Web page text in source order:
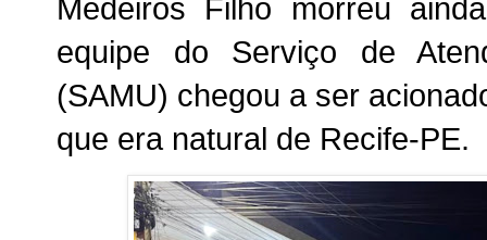
Medeiros Filho morreu
equipe do Serviço de
(SAMU) chegou a ser
que era natural de Recife-PE.